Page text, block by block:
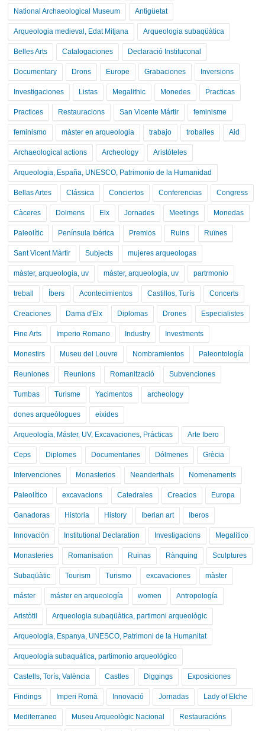
National Archaeological Museum Antigüetat
Arqueologia medieval, Edat Mitjana Arqueologia subaqüàtica
Belles Arts Catalogaciones Declaració Instituconal
Documentary Drons Europe Grabaciones Inversions
Investigaciones Listas Megalithic Monedes Practicas
Practices Restauracions San Vicente Mártir feminisme
feminismo màster en arqueologia trabajo troballes Aid
Archaeological actions Archeology Aristóteles
Arqueologia, España, UNESCO, Patrimonio de la Humanidad
Bellas Artes Clássica Conciertos Conferencias Congress
Càceres Dolmens Elx Jornades Meetings Monedas
Paleolític Península Ibérica Premios Ruins Ruïnes
Sant Vicent Màrtir Subjects mujeres arqueologas
màster, arqueologia, uv máster, arqueologia, uv partrmonio
treball Íbers Acontecimientos Castillos, Turís Concerts
Creaciones Dama d'Elx Diplomas Drones Especialistes
Fine Arts Imperio Romano Industry Investments
Monestirs Museu del Louvre Nombramientos Paleontología
Reuniones Reunions Romanització Subvenciones
Tumbas Turisme Yacimentos archeology
dones arqueòlogues eixides
Arqueología, Máster, UV, Excavaciones, Prácticas Arte Ibero
Ceps Diplomes Documentaries Dólmenes Grècia
Intervenciones Monasterios Neanderthals Nomenaments
Paleolítico excavacions Catedrales Creacios Europa
Ganadoras Historia History Iberian art Iberos
Innovación Institutional Declaration Investigacions Megalítico
Monasteries Romanisation Ruinas Rànquing Sculptures
Subaqüàtic Tourism Turismo excavaciones màster
máster máster en arqueología women Antropología
Aristòtil Arqueologia subaqüàtica, partimoni arqueològic
Arqueologia, Espanya, UNESCO, Patrimoni de la Humanitat
Arqueología subaquática, partimonio arqueológico
Castells, Torís, València Castles Diggings Exposiciones
Findings Imperi Romà Innovació Jornadas Lady of Elche
Mediterraneo Museu Arqueològic Nacional Restauracións